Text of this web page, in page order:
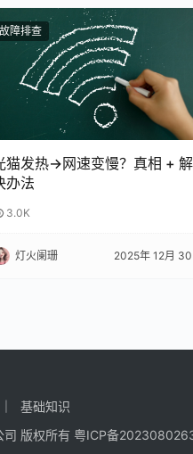
故障排查
猫发热→网速变慢？真相 + 解
办法
3.0K
灯火阑珊 2025年 12月
基础知识
版权所有 粤ICP备